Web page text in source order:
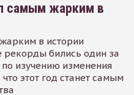
самым жарким в
в истории
бились один за
изучению изменения
этот год станет самым